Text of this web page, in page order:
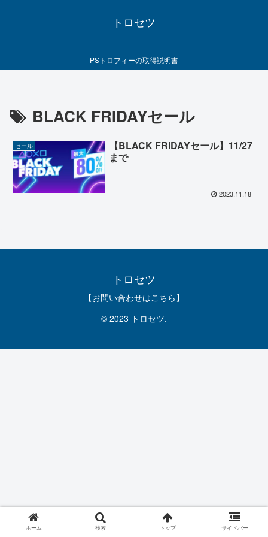
トロセツ
PSトロフィーの取得説明書
BLACK FRIDAYセール
セール
【BLACK FRIDAYセール】11/27
まで
2023.11.18
トロセツ
【お問い合わせはこちら】
© 2023 トロセツ.
ホーム 検索 トップ サイドバー